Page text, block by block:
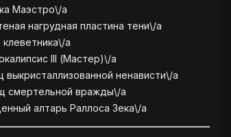
Маэстро\/a
нагрудная пластина тени\/a
клеветника\/a
III (Мастер)\/a
выкристаллизованной ненависти\/a
смертельной вражды\/a
алтарь Раллоса Зека\/a